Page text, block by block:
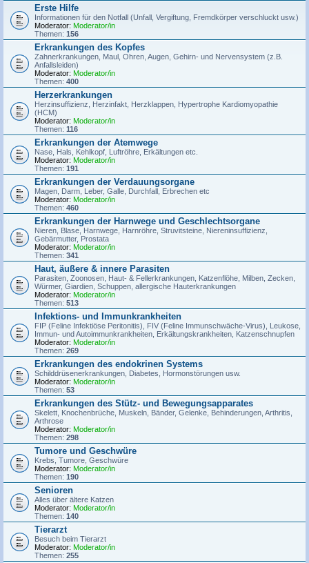
Erste Hilfe
Informationen für den Notfall (Unfall, Vergiftung, Fremdkörper verschluckt usw.)
Moderator: Moderator/in
Themen: 156
Erkrankungen des Kopfes
Zahnerkrankungen, Maul, Ohren, Augen, Gehirn- und Nervensystem (z.B.
Anfallsleiden)
Moderator: Moderator/in
Themen: 400
Herzerkrankungen
Herzinsuffizienz, Herzinfakt, Herzklappen, Hypertrophe Kardiomyopathie
(HCM)
Moderator: Moderator/in
Themen: 116
Erkrankungen der Atemwege
Nase, Hals, Kehlkopf, Luftröhre, Erkältungen etc.
Moderator: Moderator/in
Themen: 191
Erkrankungen der Verdauungsorgane
Magen, Darm, Leber, Galle, Durchfall, Erbrechen etc
Moderator: Moderator/in
Themen: 460
Erkrankungen der Harnwege und Geschlechtsorgane
Nieren, Blase, Harnwege, Harnröhre, Struvitsteine, Niereninsuffizienz,
Gebärmutter, Prostata
Moderator: Moderator/in
Themen: 341
Haut, äußere & innere Parasiten
Parasiten, Zoonosen, Haut- & Fellerkrankungen, Katzenflöhe, Milben, Zecken,
Würmer, Giardien, Schuppen, allergische Hauterkrankungen
Moderator: Moderator/in
Themen: 513
Infektions- und Immunkrankheiten
FIP (Feline Infektiöse Peritonitis), FIV (Feline Immunschwäche-Virus), Leukose,
Immun- und Autoimmunkrankheiten, Erkältungskrankheiten, Katzenschnupfen
Moderator: Moderator/in
Themen: 269
Erkrankungen des endokrinen Systems
Schilddrüsenerkrankungen, Diabetes, Hormonstörungen usw.
Moderator: Moderator/in
Themen: 53
Erkrankungen des Stütz- und Bewegungsapparates
Skelett, Knochenbrüche, Muskeln, Bänder, Gelenke, Behinderungen, Arthritis,
Arthrose
Moderator: Moderator/in
Themen: 298
Tumore und Geschwüre
Krebs, Tumore, Geschwüre
Moderator: Moderator/in
Themen: 190
Senioren
Alles über ältere Katzen
Moderator: Moderator/in
Themen: 140
Tierarzt
Besuch beim Tierarzt
Moderator: Moderator/in
Themen: 255